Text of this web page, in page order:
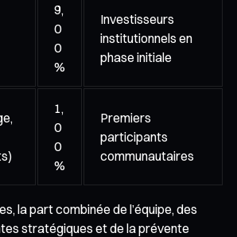
9,
0
0
%
Investisseurs
institutionnels en
phase initiale
1,
0
0
%
Premiers
participants
communautaires
la part combinée de l’équipe, des
stratégiques et de la prévente